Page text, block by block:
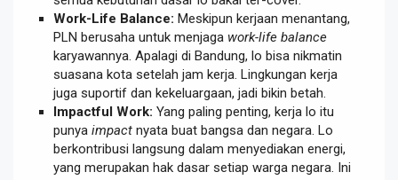
Work-Life Balance: Meskipun kerjaan menantang,
PLN berusaha untuk menjaga work-life balance
karyawannya. Apalagi di Bandung, lo bisa nikmatin
suasana kota setelah jam kerja. Lingkungan kerja
juga suportif dan kekeluargaan, jadi bikin betah.
Impactful Work: Yang paling penting, kerja lo itu
punya impact nyata buat bangsa dan negara. Lo
berkontribusi langsung dalam menyediakan energi,
yang merupakan hak dasar setiap warga negara. Ini